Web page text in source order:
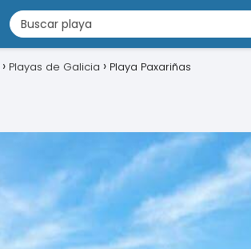
Playas de Galicia Playa Paxariñas